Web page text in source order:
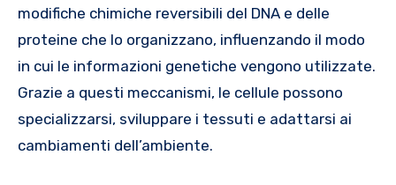
modifiche chimiche reversibili del DNA e delle
proteine che lo organizzano, influenzando il modo
in cui le informazioni genetiche vengono utilizzate.
Grazie a questi meccanismi, le cellule possono
specializzarsi, sviluppare i tessuti e adattarsi ai
cambiamenti dell’ambiente.